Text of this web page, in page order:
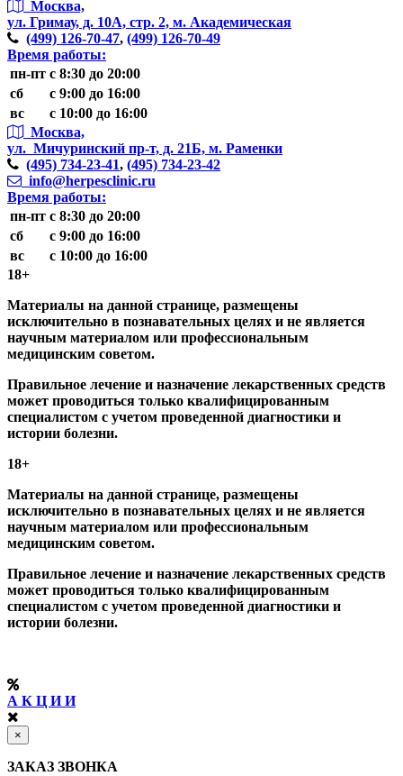
Москва,
ул. Гримау, д. 10А, стр. 2, м. Академическая
(499) 126-70-47, (499) 126-70-49
Время работы:
пн-пт с 8:30 до 20:00
сб
с 9:00 до 16:00
вс
с 10:00 до 16:00
Москва,
ул. Мичуринский пр-т, д. 21Б, м. Раменки
(495) 734-23-41, (495) 734-23-42
info@herpesclinic.ru
Время работы:
пн-пт с 8:30 до 20:00
сб
с 9:00 до 16:00
вс
с 10:00 до 16:00
18+
Материалы на данной странице, размещены
исключительно в познавательных целях и не является
научным материалом или профессиональным
медицинским советом.
Правильное лечение и назначение лекарственных средств
может проводиться только квалифицированным
специалистом с учетом проведенной диагностики и
истории болезни.
18+
Материалы на данной странице, размещены
исключительно в познавательных целях и не является
научным материалом или профессиональным
медицинским советом.
Правильное лечение и назначение лекарственных средств
может проводиться только квалифицированным
специалистом с учетом проведенной диагностики и
истории болезни.
А К Ц И И
×
ЗАКАЗ ЗВОНКА